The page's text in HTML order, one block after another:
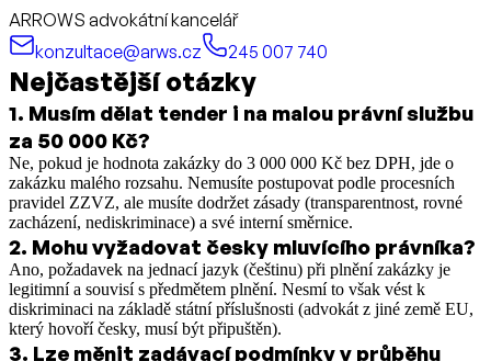
ARROWS advokátní kancelář
konzultace@arws.cz
245 007 740
Nejčastější otázky
1. Musím dělat tender i na malou právní službu
za 50 000 Kč?
Ne, pokud je hodnota zakázky do 3 000 000 Kč bez DPH, jde o
zakázku malého rozsahu. Nemusíte postupovat podle procesních
pravidel ZZVZ, ale musíte dodržet zásady (transparentnost, rovné
zacházení, nediskriminace) a své interní směrnice.
2. Mohu vyžadovat česky mluvícího právníka?
Ano, požadavek na jednací jazyk (češtinu) při plnění zakázky je
legitimní a souvisí s předmětem plnění. Nesmí to však vést k
diskriminaci na základě státní příslušnosti (advokát z jiné země EU,
který hovoří česky, musí být připuštěn).
3. Lze měnit zadávací podmínky v průběhu